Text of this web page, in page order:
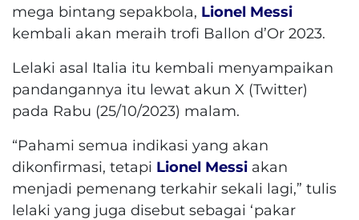
mega bintang sepakbola, Lionel Messi
kembali akan meraih trofi Ballon d’Or 2023.
Lelaki asal Italia itu kembali menyampaikan
pandangannya itu lewat akun X (Twitter)
pada Rabu (25/10/2023) malam.
“Pahami semua indikasi yang akan
dikonfirmasi, tetapi Lionel Messi akan
menjadi pemenang terkahir sekali lagi,” tulis
lelaki yang juga disebut sebagai ‘pakar